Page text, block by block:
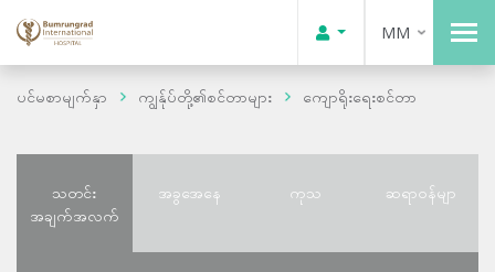
MM
ပင်မစာမျက်နှာ ကျွန်ုပ်တို့၏စင်တာများ ကျောရိုးရေးစင်တာ
သတင်း
အချက်အလက်
အခွအေနေ ကုသ ဆရာဝန်မျာ